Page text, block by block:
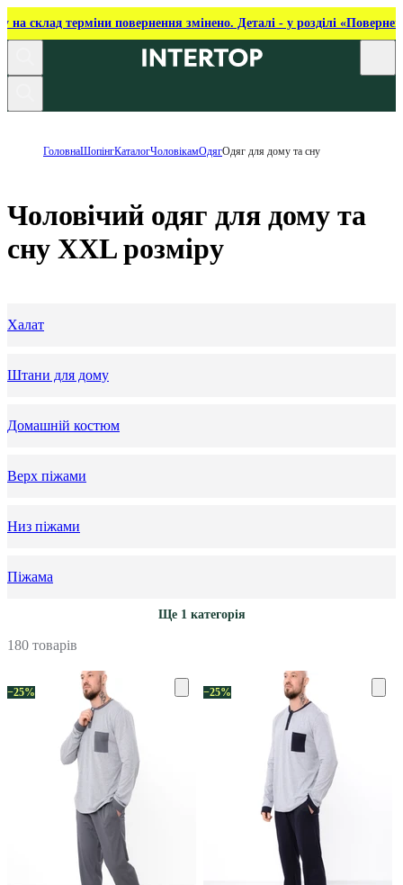
на склад терміни повернення змінено. Деталі - у розділі
ГоловнаШопінгКаталогЧоловікамОдягОдяг для дому та сну
Чоловічий одяг для дому та
сну XXL розміру
Халат
Штани для дому
Домашній костюм
Верх піжами
Низ піжами
Піжама
Ще 1 категорія
180 товарів
−25% −25%